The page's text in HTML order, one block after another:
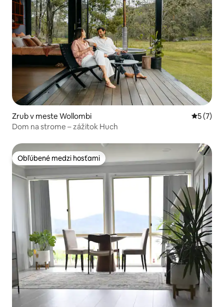
Zrub v meste Wollombi
5 (7)
Dom na strome – zážitok Huch
Obľúbené medzi hosťami
Obľúbené medzi hosťami